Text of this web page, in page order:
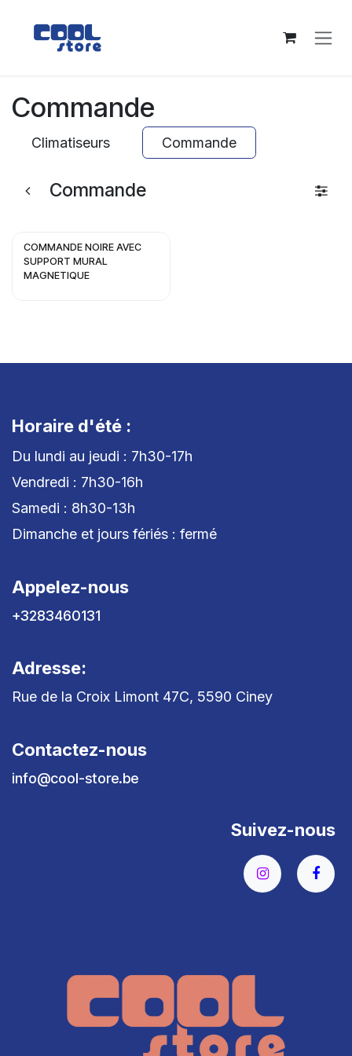
Commande
Climatiseurs Commande
Commande
COMMANDE NOIRE AVEC
SUPPORT MURAL
MAGNETIQUE
Horaire d'été :
Du lundi au jeudi : 7h30-17h
Vendredi : 7h30-16h
Samedi : 8h30-13h
Dimanche et jours fériés : fermé
Appelez-nous
+3283460131
Adresse:
Rue de la Croix Limont 47C, 5590 Ciney
Contactez-nous
info@cool-store.be
Suivez-nous